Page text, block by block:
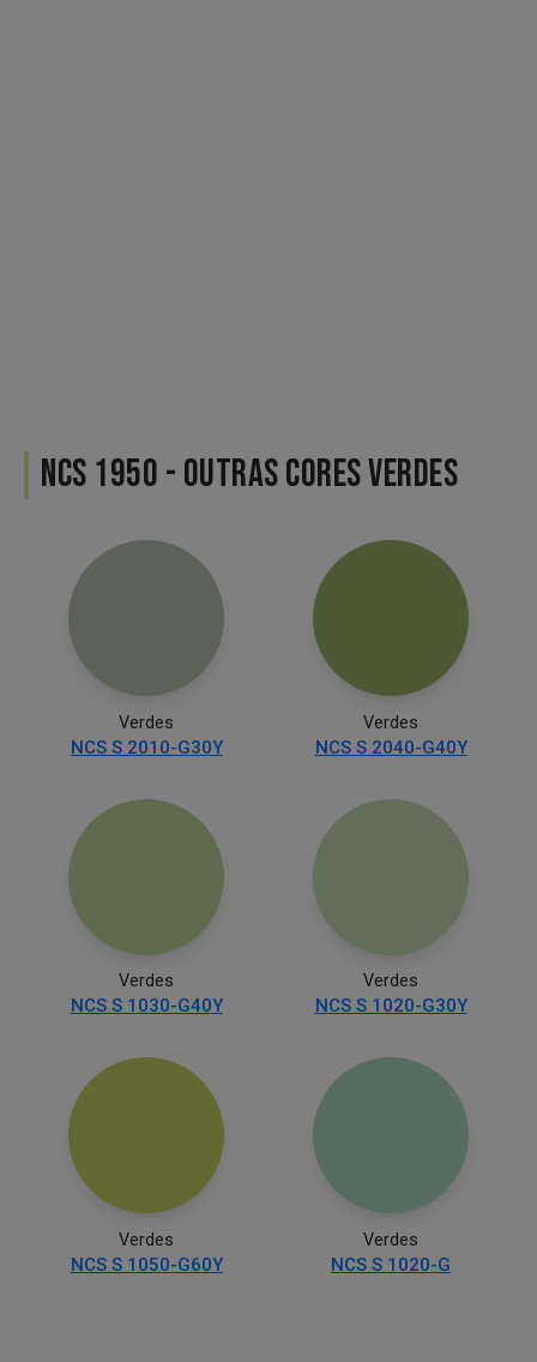
NCS 1950 - OUTRAS CORES VERDES
Verdes
NCS S 2010-G30Y
Verdes
NCS S 2040-G40Y
Verdes
NCS S 1030-G40Y
Verdes
NCS S 1020-G30Y
Verdes
NCS S 1050-G60Y
Verdes
NCS S 1020-G